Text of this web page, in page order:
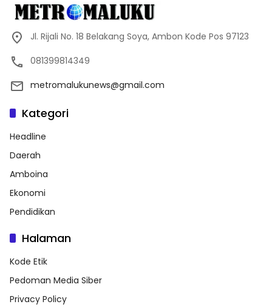
Jl. Rijali No. 18 Belakang Soya, Ambon Kode Pos 97123
081399814349
metromalukunews@gmail.com
Kategori
Headline
Daerah
Amboina
Ekonomi
Pendidikan
Halaman
Kode Etik
Pedoman Media Siber
Privacy Policy